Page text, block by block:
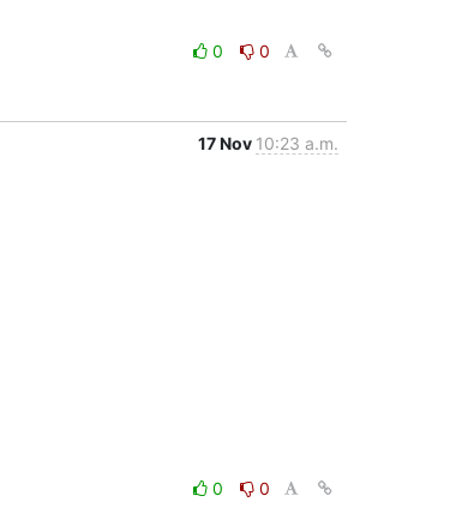
0
0
17 Nov 10:23 a.m.
0
0